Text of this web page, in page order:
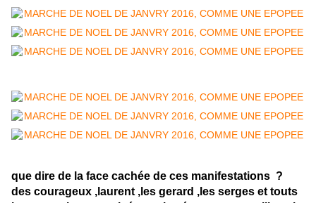
que dire de la face cachée de ces manifestations ?
des courageux ,laurent ,les gerard ,les serges et touts